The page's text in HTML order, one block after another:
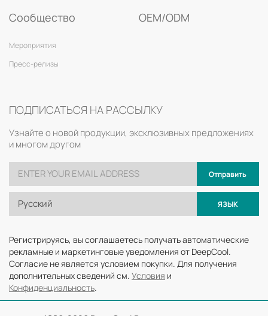
Сообщество
Мероприятия
Пресс-релизы
OEM/ODM
ПОДПИСАТЬСЯ НА РАССЫЛКУ
Узнайте о новой продукции, эксклюзивных предложениях
и многом другом
Отправить
Русский ЯЗЫК
Регистрируясь, вы соглашаетесь получать автоматические
рекламные и маркетинговые уведомления от DeepCool.
Согласие не является условием покупки. Для получения
дополнительных сведений см. Условия и
Конфиденциальность.